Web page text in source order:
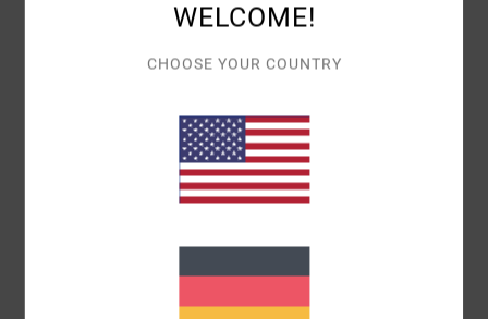
Rippstrick Am Rundhalsausschnitt
Artworks auf der vorderseite gedruckt von
ANP-künstler Matt Gordon
Zusammensetzung[Hauptstoff] 100 % Bio-Baumwolle
WELCOME!
CHOOSE YOUR COUNTRY